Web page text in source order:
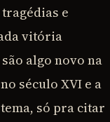
e
vitória
algo novo na
século XVI e a
só pra citar